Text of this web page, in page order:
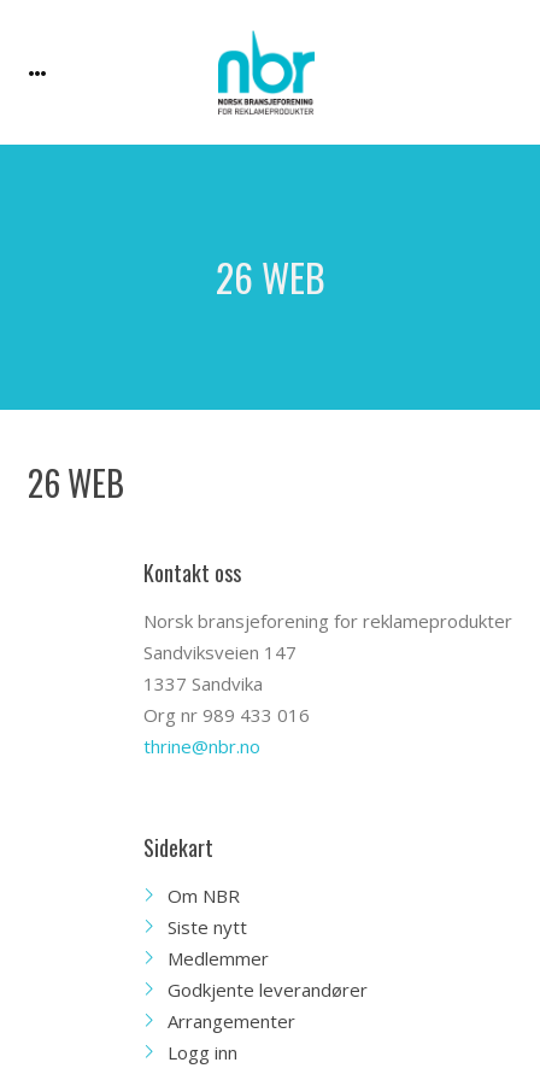
26 WEB
26 WEB
Kontakt oss
Norsk bransjeforening for reklameprodukter
Sandviksveien 147
1337 Sandvika
Org nr 989 433 016
thrine@nbr.no
Sidekart
Om NBR
Siste nytt
Medlemmer
Godkjente leverandører
Arrangementer
Logg inn